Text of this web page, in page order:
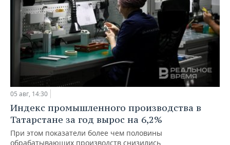
05 авг, 14:30
Индекс промышленного производства в
Татарстане за год вырос на 6,2%
При этом показатели более чем половины
обрабатывающих производств снизились